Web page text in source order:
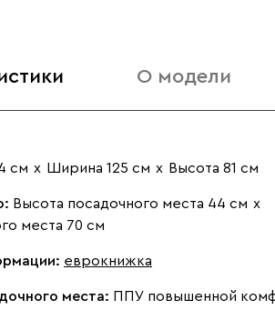
О модели
см х Ширина 125 см х Высота 81 см
Высота посадочного места 44 см х
места 70 см
еврокнижка
места: ППУ повышенной